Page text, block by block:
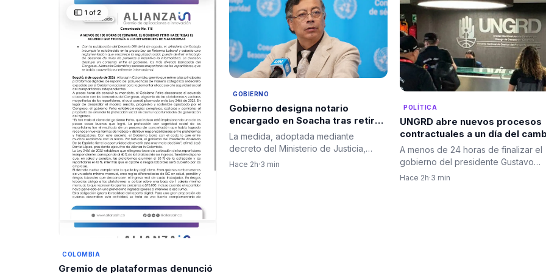
COLOMBIA
Gremio de plataformas denunció
GOBIERNO
Gobierno designa notario
encargado en Soacha tras retiro
forzoso del titular
La medida, adoptada mediante
decreto del Ministerio de Justicia,
busca garantizar la continuidad…
Hace 2h·3 min
POLÍTICA
UNGRD abre nuevos procesos
contractuales a un día del
de gobierno y aumentan los
cuestionamientos sobre la
contratación de última hora
A menos de 24 horas de finalizar el
gobierno del presidente Gustavo
Petro, continúan surgiendo…
Hace 2h·3 min